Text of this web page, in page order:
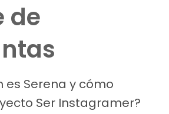
de
es Serena y cómo
Ser Instagramer?